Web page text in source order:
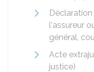
l'assureur
général,
Acte
justice)